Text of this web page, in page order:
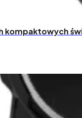
kompaktowych